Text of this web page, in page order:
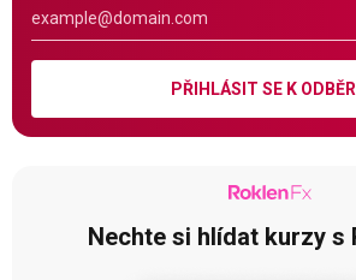
PŘIHLÁSIT SE K
Nechte si hlídat kurzy s